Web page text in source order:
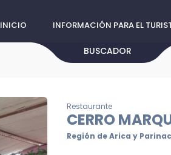
INICIO INFORMACIÓN PARA EL
BUSCADOR
Restaurante
CERRO
Región de Arica y